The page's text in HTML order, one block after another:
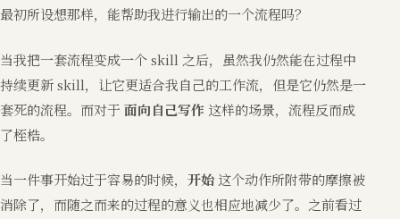
最初所设想那样，能帮助我进行输出的一个流程吗？
当我把一套流程变成一个 skill 之后，虽然我仍然能在过程中
持续更新 skill，让它更适合我自己的工作流，但是它仍然是一
套死的流程。而对于 面向自己写作 这样的场景，流程反而成
了桎梏。
当一件事开始过于容易的时候， 开始 这个动作所附带的摩擦被
消除了，而随之而来的过程的意义也相应地减少了。之前看过